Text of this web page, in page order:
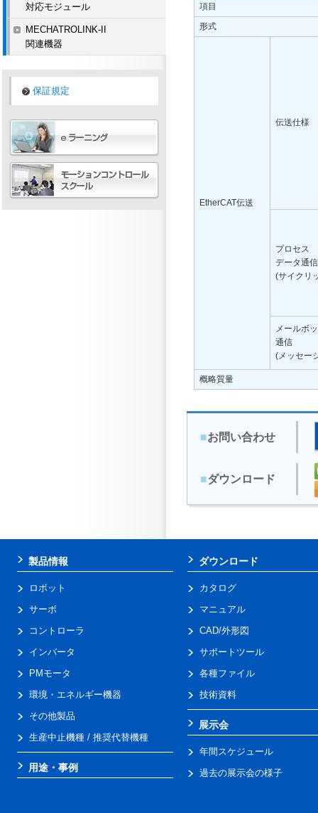
項目
形式
EtherCAT伝送
伝送仕様
プロセス
データ通信
(サイクリ
メールボ
通信
(メッセー
概略質量
■お問い合わせ
■ダウンロード
対応モジュール
MECHATROLINK-II
関連機器
保証規定
製品情報
ロボット
サーボ
コントローラ
インバータ
PMモータ
環境・エネルギー機器
その他製品
生産中止機種 / 推奨代替機種
用途・事例
ダウンロード
カタログ
マニュアル
CAD/外形図
サポートツール
各種ファイル
技術資料
展示会
年間スケジュール
過去の展示会の様子